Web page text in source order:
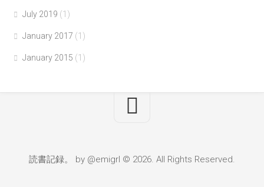
July 2019 (1)
January 2017 (1)
January 2015 (1)
読書記録。 by @emigrl © 2026. All Rights Reserved.